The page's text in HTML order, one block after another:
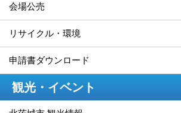
会場公売
リサイクル・環境
申請書ダウンロード
観光・イベント